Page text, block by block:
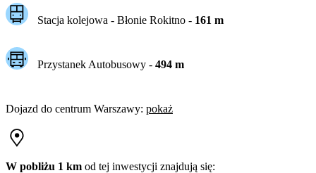
Stacja kolejowa - Błonie Rokitno- 161 m
Przystanek Autobusowy - 494m
Dojazd do centrum Warszawy: pokaż
W pobliżu 1 km od tej inwestycji znajdują się: